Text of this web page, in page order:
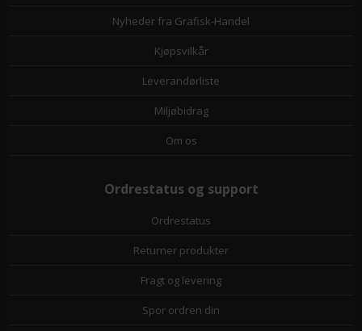
Nyheder fra Grafisk-Handel
Kjøpsvilkår
Leverandørliste
Miljøbidrag
Om os
Ordrestatus og support
Ordrestatus
Returner produkter
Fragt og levering
Spor ordren din